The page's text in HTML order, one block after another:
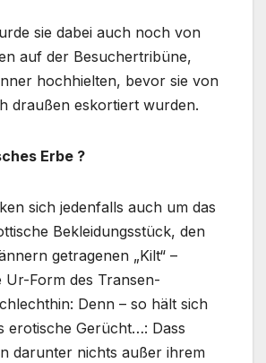
sie dabei auch noch von
auf der Besuchertribüne,
hochhielten, bevor sie von
draußen eskortiert wurden.
Erbe ?
sich jedenfalls auch um das
Bekleidungsstück, den
getragenen „Kilt“ –
Ur-Form des Transen-
Denn – so hält sich
erotische Gerücht…: Dass
darunter nichts außer ihrem